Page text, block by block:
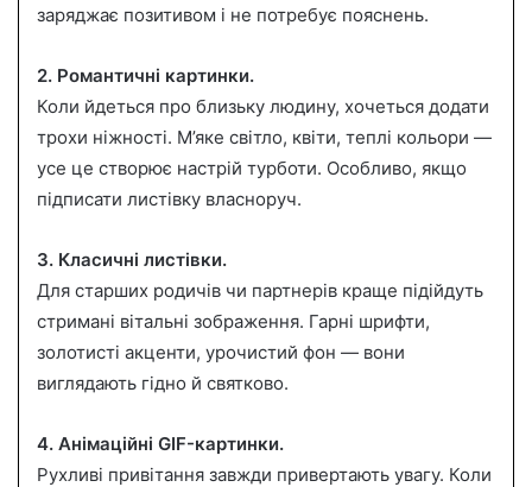
заряджає позитивом і не потребує пояснень.
2. Романтичні картинки.
Коли йдеться про близьку людину, хочеться додати
трохи ніжності. М’яке світло, квіти, теплі кольори —
усе це створює настрій турботи. Особливо, якщо
підписати листівку власноруч.
3. Класичні листівки.
Для старших родичів чи партнерів краще підійдуть
стримані вітальні зображення. Гарні шрифти,
золотисті акценти, урочистий фон — вони
виглядають гідно й святково.
4. Анімаційні GIF-картинки.
Рухливі привітання завжди привертають увагу. Коли